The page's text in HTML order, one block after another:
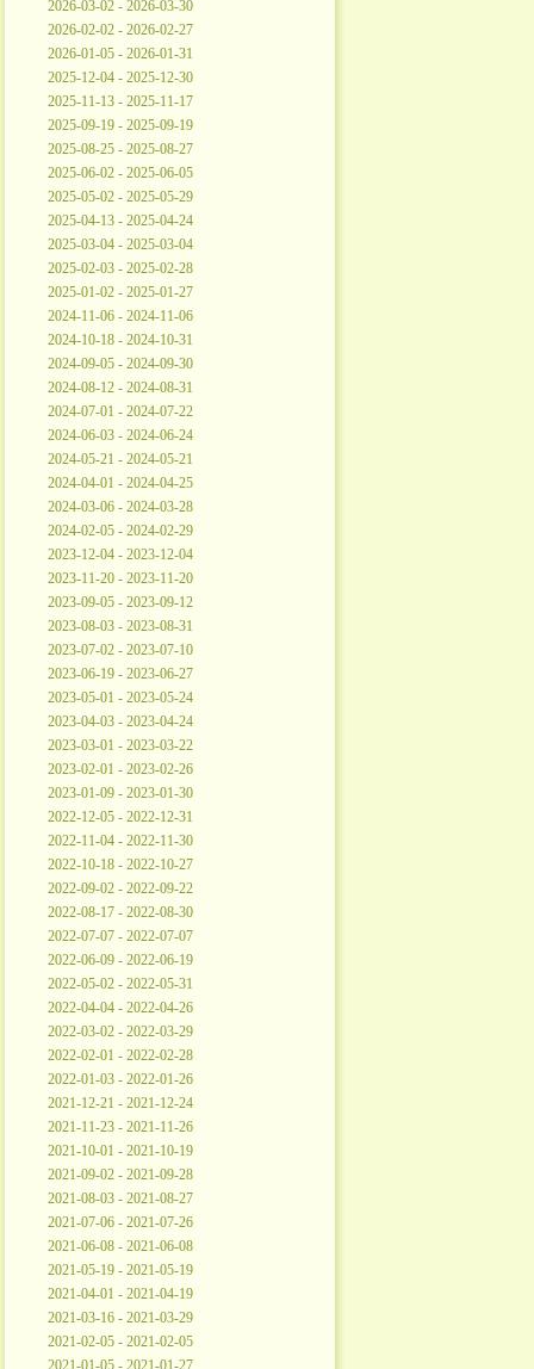
2026-03-02 - 2026-03-30
2026-02-02 - 2026-02-27
2026-01-05 - 2026-01-31
2025-12-04 - 2025-12-30
2025-11-13 - 2025-11-17
2025-09-19 - 2025-09-19
2025-08-25 - 2025-08-27
2025-06-02 - 2025-06-05
2025-05-02 - 2025-05-29
2025-04-13 - 2025-04-24
2025-03-04 - 2025-03-04
2025-02-03 - 2025-02-28
2025-01-02 - 2025-01-27
2024-11-06 - 2024-11-06
2024-10-18 - 2024-10-31
2024-09-05 - 2024-09-30
2024-08-12 - 2024-08-31
2024-07-01 - 2024-07-22
2024-06-03 - 2024-06-24
2024-05-21 - 2024-05-21
2024-04-01 - 2024-04-25
2024-03-06 - 2024-03-28
2024-02-05 - 2024-02-29
2023-12-04 - 2023-12-04
2023-11-20 - 2023-11-20
2023-09-05 - 2023-09-12
2023-08-03 - 2023-08-31
2023-07-02 - 2023-07-10
2023-06-19 - 2023-06-27
2023-05-01 - 2023-05-24
2023-04-03 - 2023-04-24
2023-03-01 - 2023-03-22
2023-02-01 - 2023-02-26
2023-01-09 - 2023-01-30
2022-12-05 - 2022-12-31
2022-11-04 - 2022-11-30
2022-10-18 - 2022-10-27
2022-09-02 - 2022-09-22
2022-08-17 - 2022-08-30
2022-07-07 - 2022-07-07
2022-06-09 - 2022-06-19
2022-05-02 - 2022-05-31
2022-04-04 - 2022-04-26
2022-03-02 - 2022-03-29
2022-02-01 - 2022-02-28
2022-01-03 - 2022-01-26
2021-12-21 - 2021-12-24
2021-11-23 - 2021-11-26
2021-10-01 - 2021-10-19
2021-09-02 - 2021-09-28
2021-08-03 - 2021-08-27
2021-07-06 - 2021-07-26
2021-06-08 - 2021-06-08
2021-05-19 - 2021-05-19
2021-04-01 - 2021-04-19
2021-03-16 - 2021-03-29
2021-02-05 - 2021-02-05
2021-01-05 - 2021-01-27